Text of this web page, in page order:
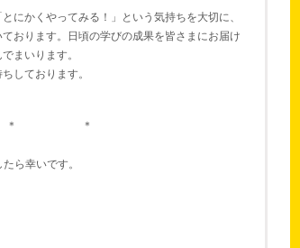
にかくやってみる！」という気持ちを大切に、
おります。日頃の学びの成果を皆さまにお届け
まいります。
しております。
＊
ら幸いです。